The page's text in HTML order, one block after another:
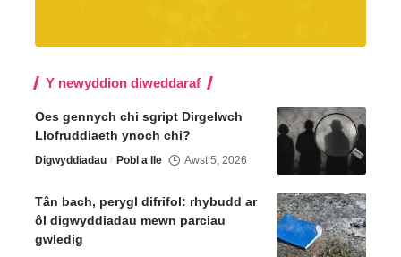
Y newyddion diweddaraf
Oes gennych chi sgript Dirgelwch
Llofruddiaeth ynoch chi?
Digwyddiadau Pobl a lle Awst 5, 2026
Tân bach, perygl difrifol: rhybudd ar
ôl digwyddiadau mewn parciau
gwledig